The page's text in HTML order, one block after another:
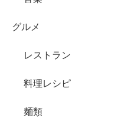
グルメ
レストラン
料理レシピ
麺類